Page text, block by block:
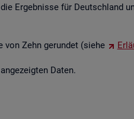
Er­geb­nis­se für Deutsch­land
von Zehn ge­run­det (siehe
Daten.